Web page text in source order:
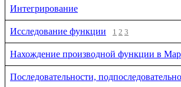
Интегрирование
Исследование функции 1 2 3
Нахождение производной функции в
Последовательности,